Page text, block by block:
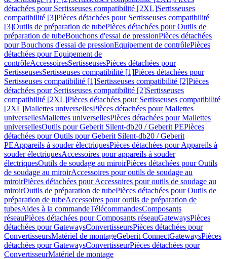
détachées pour Sertisseuses compatibilité [2XL]Sertisseuses
compatibilité [3]Pièces détachées pour Sertisseuses compatibilité
[3]Outils de préparation de tubePièces détachées pour Outils de
préparation de tubeBouchons d'essai de pressionPièces détachées
pour Bouchons d'essai de pressionEquipement de contrôlePièces
détachées pour Equipement de
contrôleAccessoiresSertisseusesPièces détachées pour
SertisseusesSertisseuses compatibilité [1]Pièces détachées pour
Sertisseuses compatibilité [1]Sertisseuses compatibilité [2]Pièces
détachées pour Sertisseuses compatibilité [2]Sertisseuses
compatibilité [2XL]Pièces détachées pour Sertisseuses compatibilité
[2XL]Mallettes universellesPièces détachées pour Mallettes
universellesMallettes universellesPièces détachées pour Mallettes
universellesOutils pour Geberit Silent-db20 / Geberit PEPièces
détachées pour Outils pour Geberit Silent-db20 / Geberit
PEAppareils à souder électriquesPièces détachées pour Appareils à
souder électriquesAccessoires pour appareils à souder
électriquesOutils de soudage au miroirPièces détachées pour Outils
de soudage au miroirAccessoires pour outils de soudage au
miroirPièces détachées pour Accessoires pour outils de soudage au
miroirOutils de préparation de tubePièces détachées pour Outils de
préparation de tubeAccessoires pour outils de préparation de
tubesAides à la commandeTélécommandesComposants
réseauPièces détachées pour Composants réseauGatewaysPièces
détachées pour GatewaysConvertisseursPièces détachées pour
ConvertisseursMatériel de montageGeberit ConnectGatewaysPièces
détachées pour GatewaysConvertisseurPièces détachées pour
ConvertisseurMatériel de montage